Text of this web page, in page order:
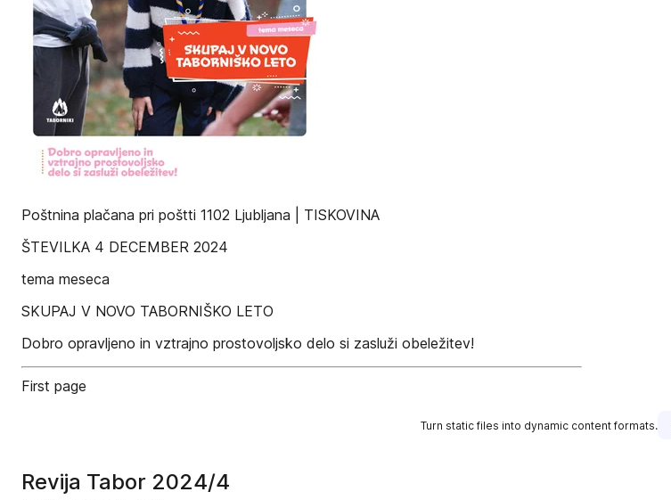
Poštnina plačana pri poštti 1102 Ljubljana | TISKOVINA
ŠTEVILKA 4 DECEMBER 2024
tema meseca
SKUPAJ V NOVO TABORNIŠKO LETO
Dobro opravljeno in vztrajno prostovoljsko delo si zasluži obeležitev!
First page
Turn static files into dynamic content formats.
Revija Tabor 2024/4